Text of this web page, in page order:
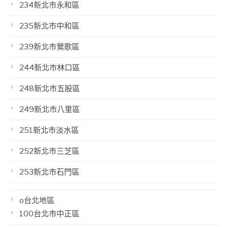
234新北市永和區
235新北市中和區
239新北市鶯歌區
244新北市林口區
248新北市五股區
249新北市八里區
251新北市淡水區
252新北市三芝區
253新北市石門區
o台北地區
100台北市中正區